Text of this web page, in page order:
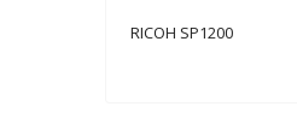
RICOH SP1200